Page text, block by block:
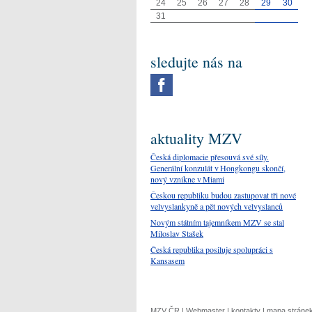
24
25 26 27 28 29
30
31
sledujte nás na
aktuality MZV
Česká diplomacie přesouvá své síly.
Generální konzulát v Hongkongu skončí,
nový vznikne v Miami
Českou republiku budou zastupovat tři nové
velvyslankyně a pět nových velvyslanců
Novým státním tajemníkem MZV se stal
Miloslav Stašek
Česká republika posiluje spolupráci s
Kansasem